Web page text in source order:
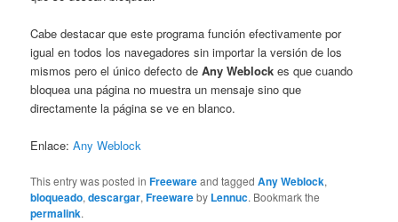
Cabe destacar que este programa función efectivamente por
igual en todos los navegadores sin importar la versión de los
mismos pero el único defecto deAny Weblock es que cuando
bloquea una página no muestra un mensaje sino que
directamente la página se ve en blanco.
Enlace:Any Weblock
This entry was posted inFreewareand taggedAny Weblock,
bloqueado,descargar,Freewareby Lennuc. Bookmark the
permalink.